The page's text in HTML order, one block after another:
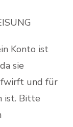
Konto ist
sie
und für
ist. Bitte